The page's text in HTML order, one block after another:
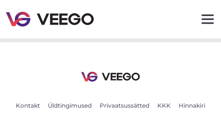
Kontakt Üldtingimused Privaatsussätted KKK Hinnakiri